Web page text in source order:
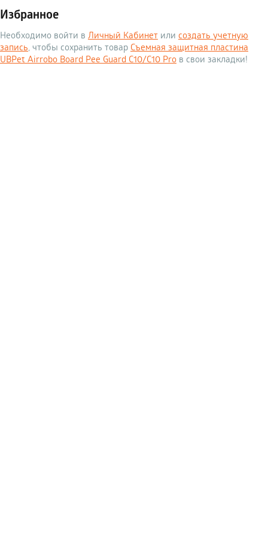
Избранное
Необходимо войти в Личный Кабинет или создать учетную
запись, чтобы сохранить товар Съемная защитная пластина
UBPet Airrobo Board Pee Guard C10/C10 Pro в свои закладки!